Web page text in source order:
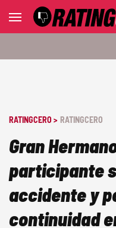
RATINGCERO > RATINGCERO
Gran
participante
accidente y
continuidad